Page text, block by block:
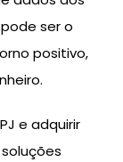
pode ser o
positivo,
e adquirir